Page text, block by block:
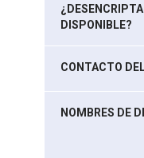
DISPONIBLE?
CONTACTO
NOMBRES DE